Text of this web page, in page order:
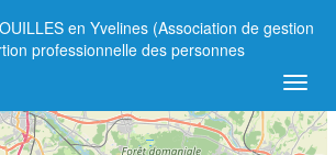
en Yvelines (Association de gestion
professionnelle des personnes